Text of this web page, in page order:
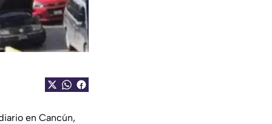
en Cancún,